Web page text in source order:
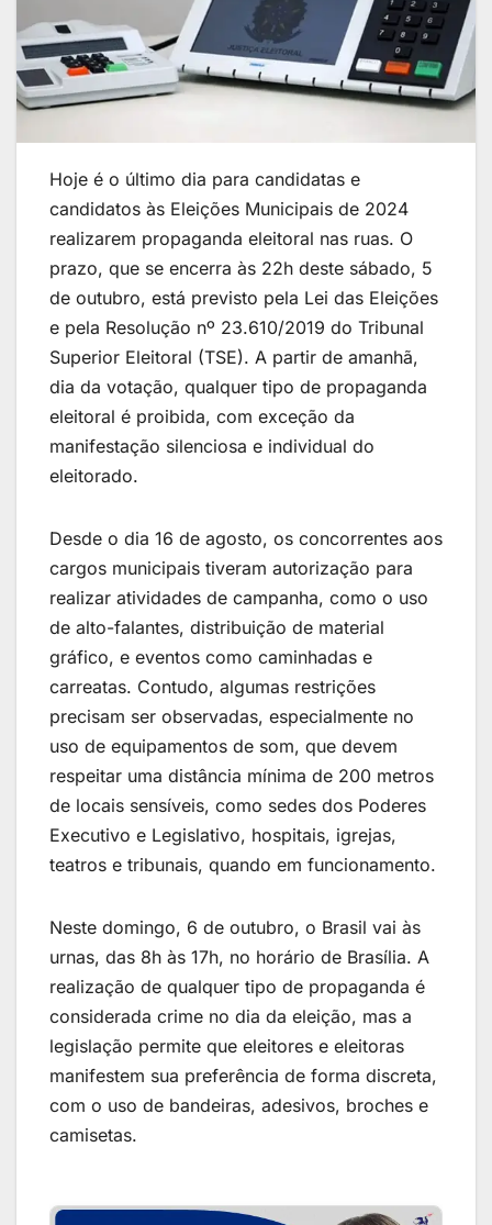
Hoje é o último dia para candidatas e
candidatos às Eleições Municipais de 2024
realizarem propaganda eleitoral nas ruas. O
prazo, que se encerra às 22h deste sábado, 5
de outubro, está previsto pela Lei das Eleições
e pela Resolução nº 23.610/2019 do Tribunal
Superior Eleitoral (TSE). A partir de amanhã,
dia da votação, qualquer tipo de propaganda
eleitoral é proibida, com exceção da
manifestação silenciosa e individual do
eleitorado.
Desde o dia 16 de agosto, os concorrentes aos
cargos municipais tiveram autorização para
realizar atividades de campanha, como o uso
de alto-falantes, distribuição de material
gráfico, e eventos como caminhadas e
carreatas. Contudo, algumas restrições
precisam ser observadas, especialmente no
uso de equipamentos de som, que devem
respeitar uma distância mínima de 200 metros
de locais sensíveis, como sedes dos Poderes
Executivo e Legislativo, hospitais, igrejas,
teatros e tribunais, quando em funcionamento.
Neste domingo, 6 de outubro, o Brasil vai às
urnas, das 8h às 17h, no horário de Brasília. A
realização de qualquer tipo de propaganda é
considerada crime no dia da eleição, mas a
legislação permite que eleitores e eleitoras
manifestem sua preferência de forma discreta,
com o uso de bandeiras, adesivos, broches e
camisetas.